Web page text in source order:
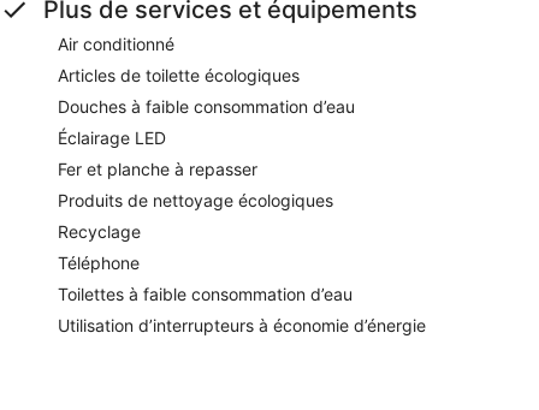
Plus de services et équipements
Air conditionné
Articles de toilette écologiques
Douches à faible consommation d’eau
Éclairage LED
Fer et planche à repasser
Produits de nettoyage écologiques
Recyclage
Téléphone
Toilettes à faible consommation d’eau
Utilisation d’interrupteurs à économie d’énergie